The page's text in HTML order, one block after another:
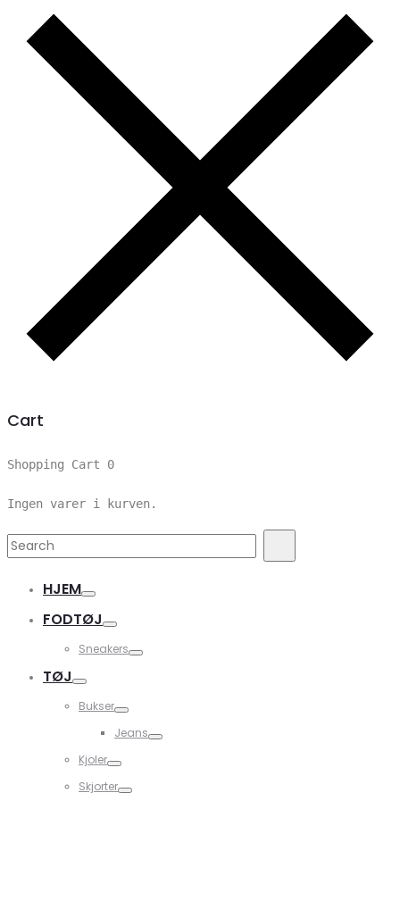
Cart
Shopping Cart 0
Ingen varer i kurven.
Search
HJEM
FODTØJ
Sneakers
TØJ
Bukser
Jeans
Kjoler
Skjorter